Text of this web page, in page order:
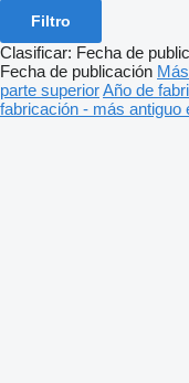
Filtro
Clasificar: Fecha de
Fecha de publicación
parte superiorAño de
fabricación - más antiguo